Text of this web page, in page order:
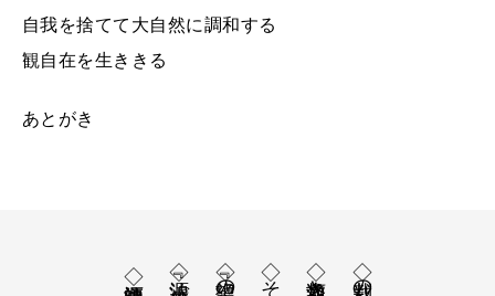
自我を捨てて大自然に調和する
観自在を生ききる
あとがき
◇『法源 大バカ人生』 ◇『絶望の中の挑戦』 ◇人類救済と法難 ◇裁判の真相